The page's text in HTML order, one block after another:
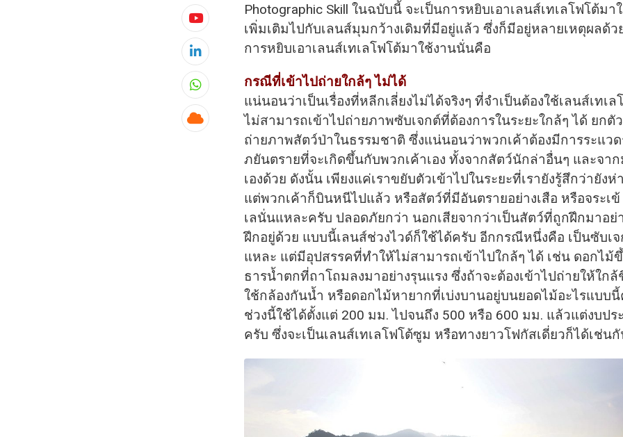
Youtube
LinkedIn
Whatsapp
Cloud
Photographic Skill ในฉบับนี้ จะเป็นการหยิบเอาเลนส์เทเลโฟโต้มา
เพิ่มเติมไปกับเลนส์มุมกว้างเดิมที่มีอยู่แล้ว ซึ่งก็มีอยู่หลายเหตุผลด้
การหยิบเอาเลนส์เทเลโฟโต้มาใช้งานนั่นคือ
กรณีที่เข้าไปถ่ายใกล้ๆ ไม่ได้
แน่นอนว่าเป็นเรื่องที่หลีกเลี่ยงไม่ได้จริงๆ ที่จำเป็นต้องใช้เลนส์เทเล
ไม่สามารถเข้าไปถ่ายภาพซับเจกต์ที่ต้องการในระยะใกล้ๆ ได้ ยกตั
ถ่ายภาพสัตว์ป่าในธรรมชาติ ซึ่งแน่นอนว่าพวกเค้าต้องมีการระแวด
ภยันตรายที่จะเกิดขึ้นกับพวกเค้าเอง ทั้งจากสัตว์นักล่าอื่นๆ และจา
เองด้วย ดังนั้น เพียงแค่เราขยับตัวเข้าไปในระยะที่เรายังรู้สึกว่ายังห่
แต่พวกเค้าก็บินหนีไปแล้ว หรือสัตว์ที่มีอันตรายอย่างเสือ หรือจระเข้
เลนั่นแหละครับ ปลอดภัยกว่า นอกเสียจากว่าเป็นสัตว์ที่ถูกฝึกมาอย่
ฝึกอยู่ด้วย แบบนี้เลนส์ช่วงไวด์ก็ใช้ได้ครับ อีกกรณีหนึ่งคือ เป็นซับเ
แหละ แต่มีอุปสรรคที่ทำให้ไม่สามารถเข้าไปใกล้ๆ ได้ เช่น ดอกไม้
ธารนํ้าตกที่ถาโถมลงมาอย่างรุนแรง ซึ่งถ้าจะต้องเข้าไปถ่ายให้ใก
ใช้กล้องกันนํ้า หรือดอกไม้หายากที่เบ่งบานอยู่บนยอดไม้อะไรแบบ
ช่วงนี้ใช้ได้ตั้งแต่ 200 มม. ไปจนถึง 500 หรือ 600 มม. แล้วแต่งบป
ครับ ซึ่งจะเป็นเลนส์เทเลโฟโต้ซูม หรือทางยาวโฟกัสเดี่ยวก็ได้เช่น